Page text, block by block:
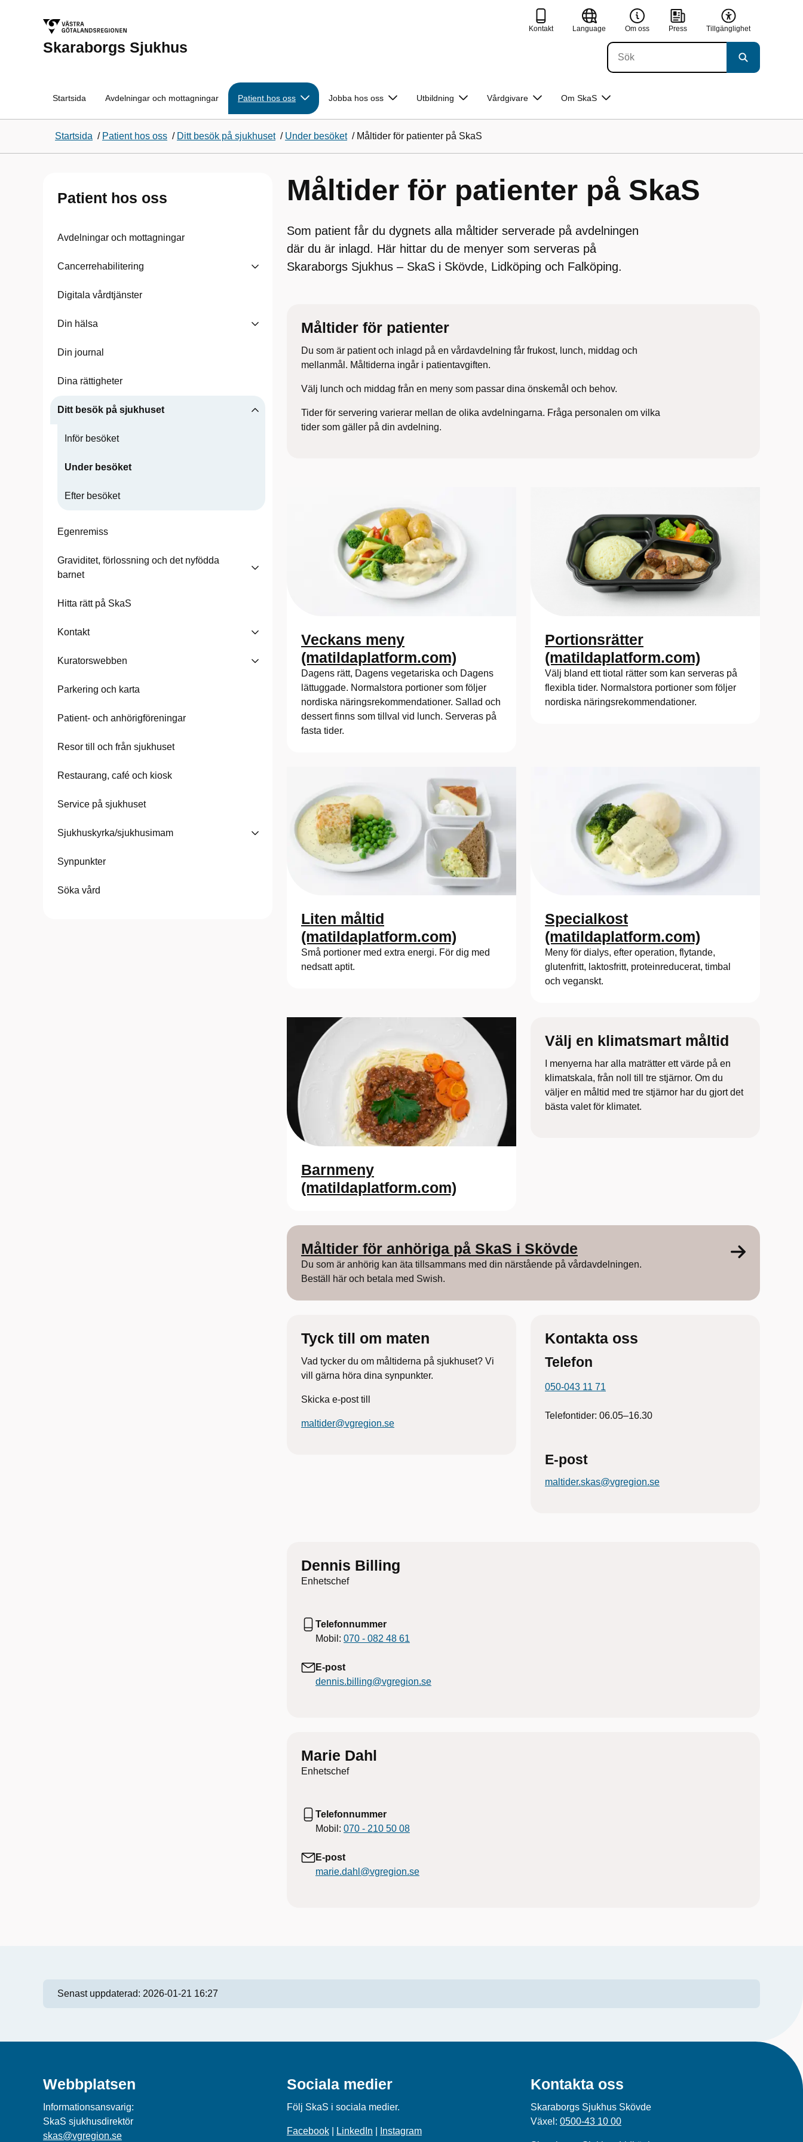
Skaraborgs Sjukhus
Kontakt Language Om oss Press Tillgänglighet
Startsida Avdelningar och mottagningar Patient hos oss Jobba hos oss Utbildning Vårdgivare Om SkaS
Startsida / Patient hos oss / Ditt besök på sjukhuset / Under besöket / Måltider för patienter på SkaS
Patient hos oss
Avdelningar och mottagningar
Cancerrehabilitering
Digitala vårdtjänster
Din hälsa
Din journal
Dina rättigheter
Ditt besök på sjukhuset
Inför besöket
Under besöket
Efter besöket
Egenremiss
Graviditet, förlossning och det nyfödda
barnet
Hitta rätt på SkaS
Kontakt
Kuratorswebben
Parkering och karta
Patient- och anhörigföreningar
Resor till och från sjukhuset
Restaurang, café och kiosk
Service på sjukhuset
Sjukhuskyrka/sjukhusimam
Synpunkter
Söka vård
Måltider för patienter på SkaS
Som patient får du dygnets alla måltider serverade på avdelningen
där du är inlagd. Här hittar du de menyer som serveras på
Skaraborgs Sjukhus – SkaS i Skövde, Lidköping och Falköping.
Måltider för patienter
Du som är patient och inlagd på en vårdavdelning får frukost, lunch, middag och
mellanmål. Måltiderna ingår i patientavgiften.
Välj lunch och middag från en meny som passar dina önskemål och behov.
Tider för servering varierar mellan de olika avdelningarna. Fråga personalen om vilka
tider som gäller på din avdelning.
Veckans meny
(matildaplatform.com)
Dagens rätt, Dagens vegetariska och Dagens
lättuggade. Normalstora portioner som följer
nordiska näringsrekommendationer. Sallad och
dessert finns som tillval vid lunch. Serveras på
fasta tider.
Portionsrätter
(matildaplatform.com)
Välj bland ett tiotal rätter som kan serveras på
flexibla tider. Normalstora portioner som följer
nordiska näringsrekommendationer.
Liten måltid
(matildaplatform.com)
Små portioner med extra energi. För dig med
nedsatt aptit.
Specialkost
(matildaplatform.com)
Meny för dialys, efter operation, flytande,
glutenfritt, laktosfritt, proteinreducerat, timbal
och veganskt.
Barnmeny
(matildaplatform.com)
Välj en klimatsmart måltid
I menyerna har alla maträtter ett värde på en
klimatskala, från noll till tre stjärnor. Om du
väljer en måltid med tre stjärnor har du gjort det
bästa valet för klimatet.
Måltider för anhöriga på SkaS i Skövde
Du som är anhörig kan äta tillsammans med din närstående på vårdavdelningen.
Beställ här och betala med Swish.
Tyck till om maten
Vad tycker du om måltiderna på sjukhuset? Vi
vill gärna höra dina synpunkter.
Skicka e-post till
maltider@vgregion.se
Kontakta oss
Telefon
050-043 11 71
Telefontider: 06.05–16.30
E-post
maltider.skas@vgregion.se
Dennis Billing
Enhetschef
Telefonnummer
Mobil: 070 - 082 48 61
E-post
dennis.billing@vgregion.se
Marie Dahl
Enhetschef
Telefonnummer
Mobil: 070 - 210 50 08
E-post
marie.dahl@vgregion.se
Senast uppdaterad: 2026-01-21 16:27
Webbplatsen
Informationsansvarig:
SkaS sjukhusdirektör
skas@vgregion.se
Sociala medier
Följ SkaS i sociala medier.
Facebook LinkedIn Instagram
Kontakta oss
Skaraborgs Sjukhus Skövde
Växel: 0500-43 10 00